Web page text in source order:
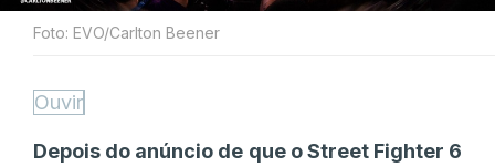
Foto: EVO/Carlton Beener
Ouvir
Depois do anúncio de que o Street Fighter 6